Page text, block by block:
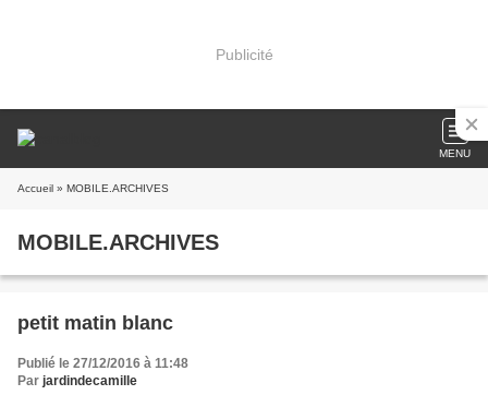
Publicité
MENU
Accueil » MOBILE.ARCHIVES
MOBILE.ARCHIVES
petit matin blanc
Publié le 27/12/2016 à 11:48
Par jardindecamille